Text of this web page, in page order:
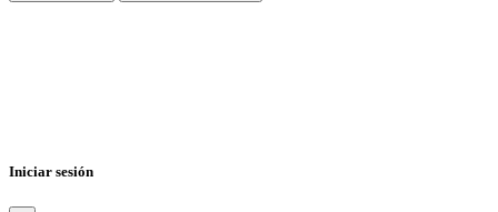
Iniciar sesión